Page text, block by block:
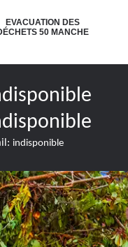
EVACUATION DES
50 MANCHE
indisponible